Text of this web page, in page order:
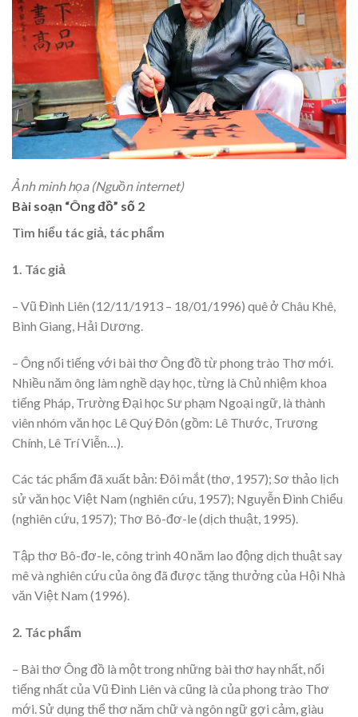
Ảnh minh họa (Nguồn internet)
Bài soạn “Ông đồ” số 2
Tìm hiểu tác giả, tác phẩm
1. Tác giả
– Vũ Đình Liên (12/11/1913 – 18/01/1996) quê ở Châu Khê,
Bình Giang, Hải Dương.
– Ông nổi tiếng với bài thơ Ông đồ từ phong trào Thơ mới.
Nhiều năm ông làm nghề dạy học, từng là Chủ nhiệm khoa
tiếng Pháp, Trường Đại học Sư phạm Ngoại ngữ, là thành
viên nhóm văn học Lê Quý Đôn (gồm: Lê Thước, Trương
Chính, Lê Trí Viễn…).
Các tác phẩm đã xuất bản: Đôi mắt (thơ, 1957); Sơ thảo lịch
sử văn học Việt Nam (nghiên cứu, 1957); Nguyễn Đình Chiểu
(nghiên cứu, 1957); Thơ Bô-đơ-le (dịch thuật, 1995).
Tập thơ Bô-đơ-le, công trình 40 năm lao động dịch thuật say
mê và nghiên cứu của ông đã được tặng thưởng của Hội Nhà
văn Việt Nam (1996).
2. Tác phẩm
– Bài thơ Ông đồ là một trong những bài thơ hay nhất, nổi
tiếng nhất của Vũ Đình Liên và cũng là của phong trào Thơ
mới. Sử dụng thể thơ năm chữ và ngôn ngữ gợi cảm, giàu